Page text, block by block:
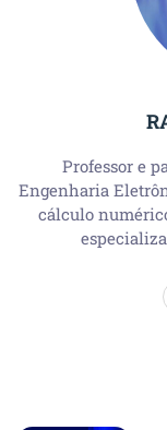
Professor e
Engenharia
cálculo